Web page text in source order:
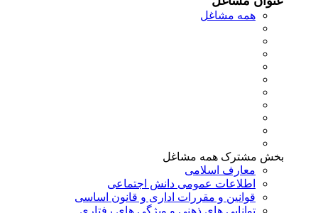
همه مشاغل
بخش مشترک همه مشاغل
معارف اسلامی
اطلاعات عمومی دانش اجتماعی
قوانین و مقررات اداری و قانون اساسی
توانایی های ذهنی و ویژگی های رفتاری